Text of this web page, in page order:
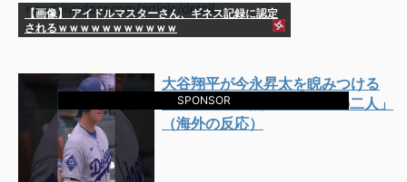
SPONSOR
【画像】 アイドルマスターさん、ギネス記録に認定
されるｗｗｗｗｗｗｗｗｗｗｗ
大谷翔平が今永昇太を睨みつける
様子に全米騒然！←「最高の二人」
（海外の反応）